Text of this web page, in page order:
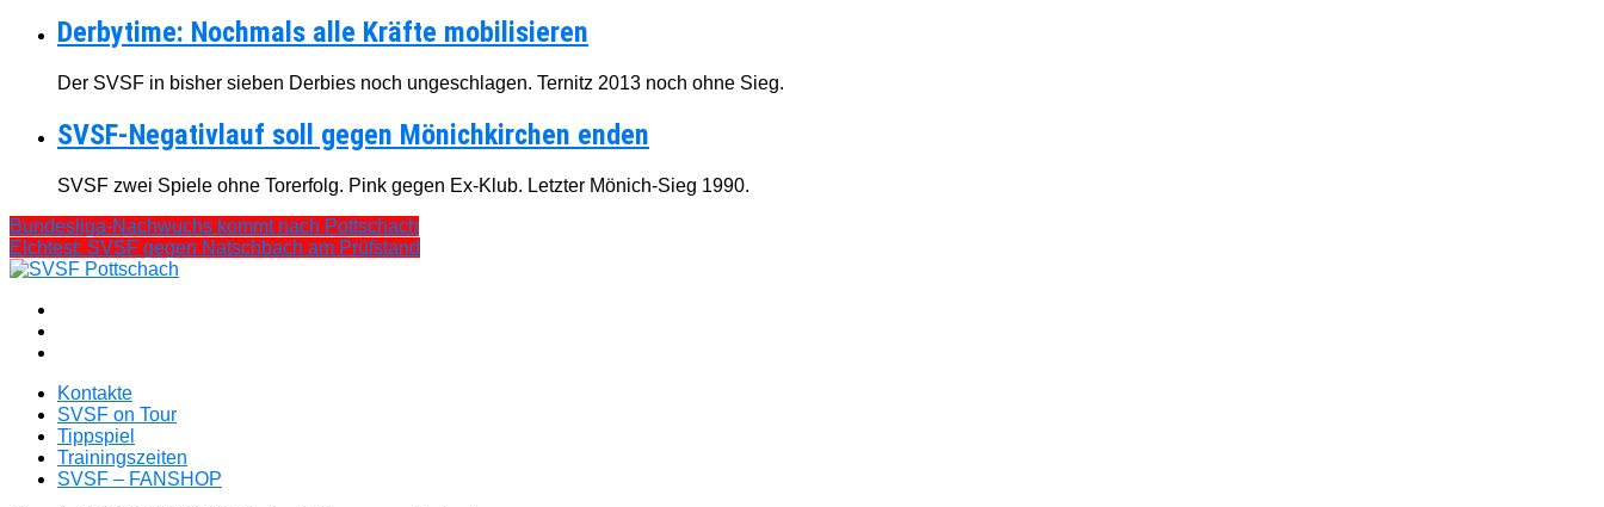
Derbytime: Nochmals alle Kräfte mobilisieren
Der SVSF in bisher sieben Derbies noch ungeschlagen. Ternitz 2013 noch ohne Sieg.
SVSF-Negativlauf soll gegen Mönichkirchen enden
SVSF zwei Spiele ohne Torerfolg. Pink gegen Ex-Klub. Letzter Mönich-Sieg 1990.
Bundesliga-Nachwuchs kommt nach Pottschach
Elchtest: SVSF gegen Natschbach am Prüfstand
Kontakte
SVSF on Tour
Tippspiel
Trainingszeiten
SVSF – FANSHOP